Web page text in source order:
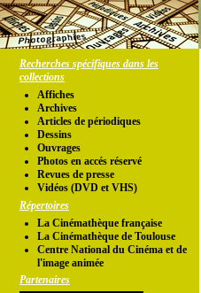
Recherches spécifiques dans les
collections
Affiches
Archives
Articles de périodiques
Dessins
Ouvrages
Photos en accés réservé
Revues de presse
Vidéos (DVD et VHS)
Répertoires
La Cinémathèque française
La Cinémathèque de Toulouse
Centre National du Cinéma et de
l'image animée
Partenaires